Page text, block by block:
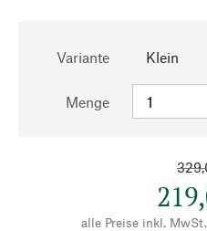
Variante Klein
Menge
alle Preise inkl.